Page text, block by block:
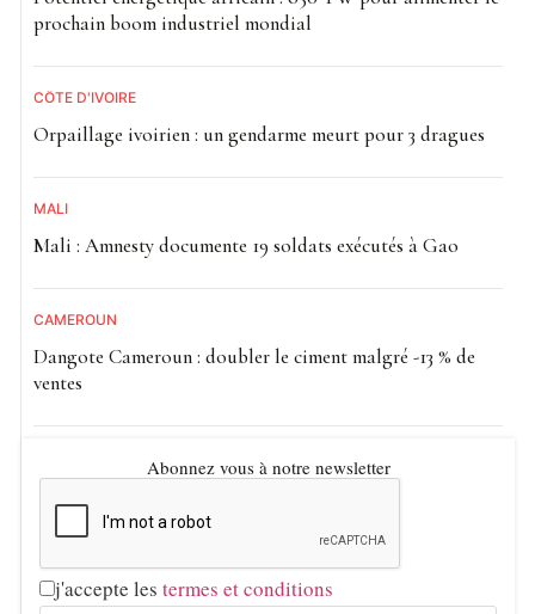
prochain boom industriel mondial
CÔTE D'IVOIRE
Orpaillage ivoirien : un gendarme meurt pour 3 dragues
MALI
Mali : Amnesty documente 19 soldats exécutés à Gao
CAMEROUN
Dangote Cameroun : doubler le ciment malgré -13 % de
ventes
Abonnez vous à notre newsletter
j'accepte les termes et conditions